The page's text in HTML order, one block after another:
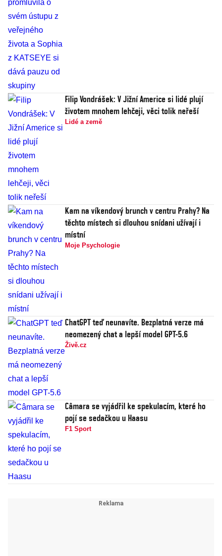
Filip Vondrášek: V Jižní Americe si lidé plují
životem mnohem lehčeji, věci tolik neřeší
Lidé a země
Kam na víkendový brunch v centru Prahy? Na
těchto místech si dlouhou snídani užívají i
místní
Moje Psychologie
ChatGPT teď neunavíte. Bezplatná verze má
neomezený chat a lepší model GPT-5.6
Živě.cz
Câmara se vyjádřil ke spekulacím, které ho
pojí se sedačkou u Haasu
F1 Sport